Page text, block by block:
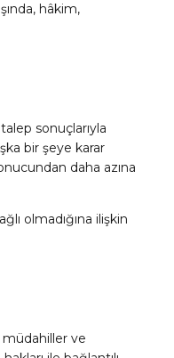
hâkim,
sonuçlarıyla
bir şeye karar
daha azına
olmadığına ilişkin
müdahiller ve